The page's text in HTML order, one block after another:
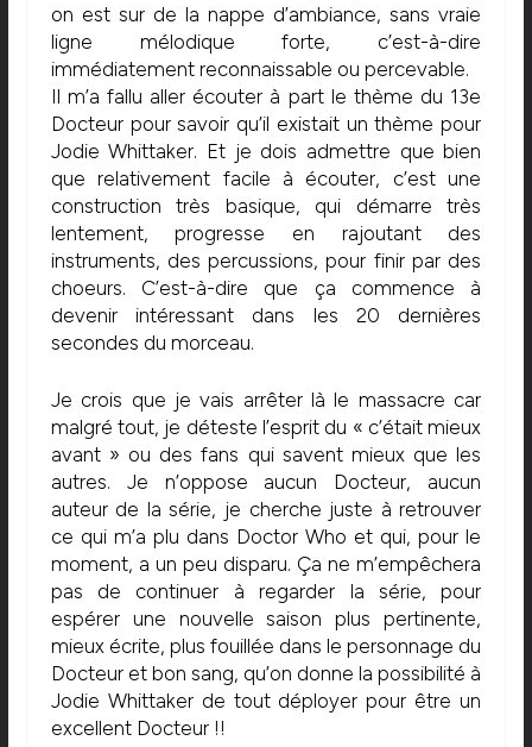
on est sur de la nappe d’ambiance, sans vraie
ligne mélodique forte, c’est-à-dire
immédiatement reconnaissable ou percevable.
Il m’a fallu aller écouter à part le thème du 13e
Docteur pour savoir qu’il existait un thème pour
Jodie Whittaker. Et je dois admettre que bien
que relativement facile à écouter, c’est une
construction très basique, qui démarre très
lentement, progresse en rajoutant des
instruments, des percussions, pour finir par des
choeurs. C’est-à-dire que ça commence à
devenir intéressant dans les 20 dernières
secondes du morceau.
Je crois que je vais arrêter là le massacre car
malgré tout, je déteste l’esprit du « c’était mieux
avant » ou des fans qui savent mieux que les
autres. Je n’oppose aucun Docteur, aucun
auteur de la série, je cherche juste à retrouver
ce qui m’a plu dans Doctor Who et qui, pour le
moment, a un peu disparu. Ça ne m’empêchera
pas de continuer à regarder la série, pour
espérer une nouvelle saison plus pertinente,
mieux écrite, plus fouillée dans le personnage du
Docteur et bon sang, qu’on donne la possibilité à
Jodie Whittaker de tout déployer pour être un
excellent Docteur !!